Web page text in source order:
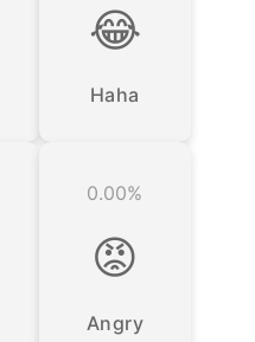
😂
Haha
0.00%
😡
Angry